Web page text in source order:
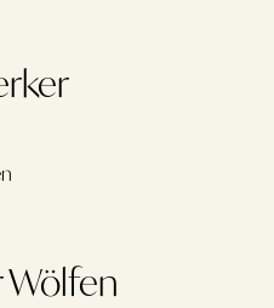
Wölfen